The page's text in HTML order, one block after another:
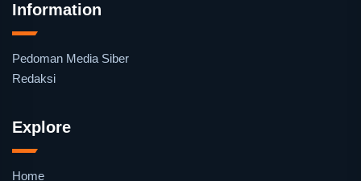
Information
Pedoman Media Siber
Redaksi
Explore
Home